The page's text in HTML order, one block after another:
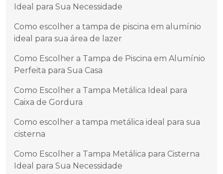
Ideal para Sua Necessidade
Como escolher a tampa de piscina em alumínio
ideal para sua área de lazer
Como Escolher a Tampa de Piscina em Alumínio
Perfeita para Sua Casa
Como Escolher a Tampa Metálica Ideal para
Caixa de Gordura
Como escolher a tampa metálica ideal para sua
cisterna
Como Escolher a Tampa Metálica para Cisterna
Ideal para Sua Necessidade